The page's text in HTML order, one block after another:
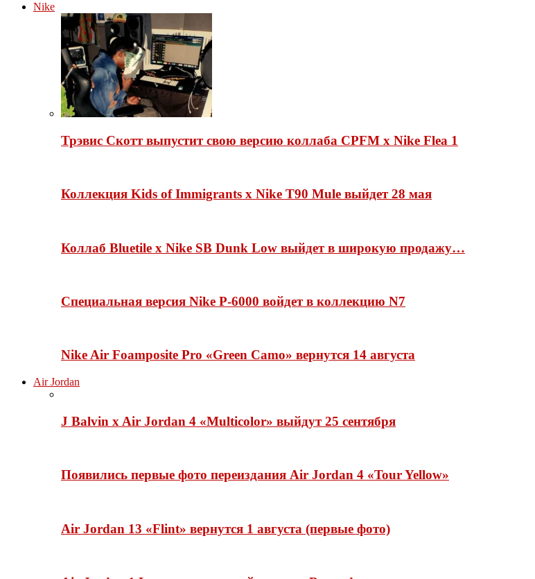
Nike
Трэвис Скотт выпустит свою версию коллаба CPFM x Nike Flea 1
Коллекция Kids of Immigrants x Nike T90 Mule выйдет 28 мая
Коллаб Bluetile x Nike SB Dunk Low выйдет в широкую продажу…
Специальная версия Nike P-6000 войдет в коллекцию N7
Nike Air Foamposite Pro «Green Camo» вернутся 14 августа
Air Jordan
J Balvin x Air Jordan 4 «Multicolor» выйдут 25 сентября
Появились первые фото переиздания Air Jordan 4 «Tour Yellow»
Air Jordan 13 «Flint» вернутся 1 августа (первые фото)